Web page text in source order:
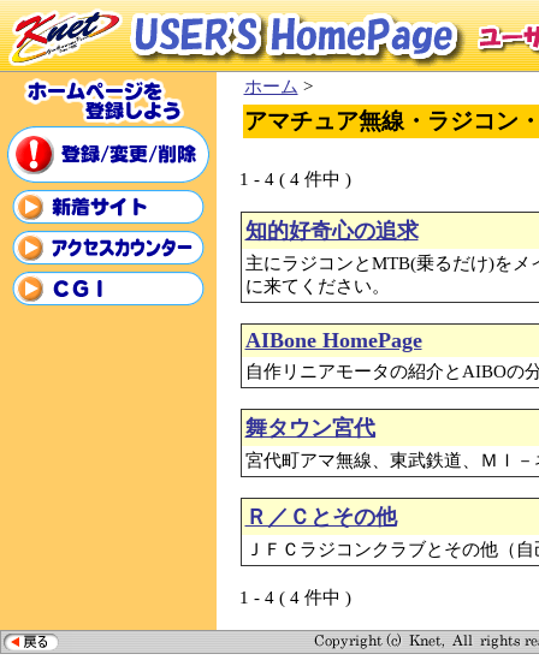
ホーム >
アマチュア無線・ラジコン
1 - 4 ( 4 件中 )
知的好奇心の追求
主にラジコンとMTB(乗るだけ)を
に来てください。
AIBone HomePage
自作リニアモータの紹介とAIBOの
舞タウン宮代
宮代町アマ無線、東武鉄道、ＭＩ
Ｒ／Ｃとその他
ＪＦＣラジコンクラブとその他（
1 - 4 ( 4 件中 )